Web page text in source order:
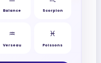
Balance Scorpion
♒︎
Verseau
♓︎
Poissons